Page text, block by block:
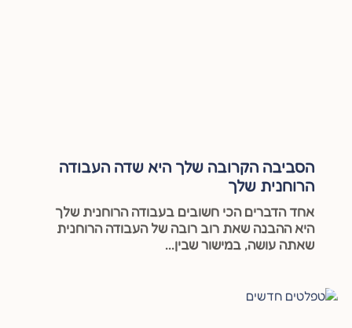
הסביבה הקרובה שלך היא שדה העבודה
הרוחנית שלך
אחד הדברים הכי חשובים בעבודה הרוחנית שלך
היא ההבנה שאת רוב רובה של העבודה הרוחנית
שאתה עושה, במישור שבין...